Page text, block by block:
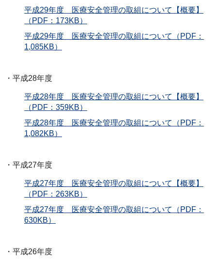
平成29年度 医療安全管理の取組について【概要】
（PDF：173KB）
平成29年度 医療安全管理の取組について（PDF：
1,085KB）
・平成28年度
平成28年度 医療安全管理の取組について【概要】
（PDF：359KB）
平成28年度 医療安全管理の取組について（PDF：
1,082KB）
・平成27年度
平成27年度 医療安全管理の取組について【概要】
（PDF：263KB）
平成27年度 医療安全管理の取組について（PDF：
630KB）
・平成26年度